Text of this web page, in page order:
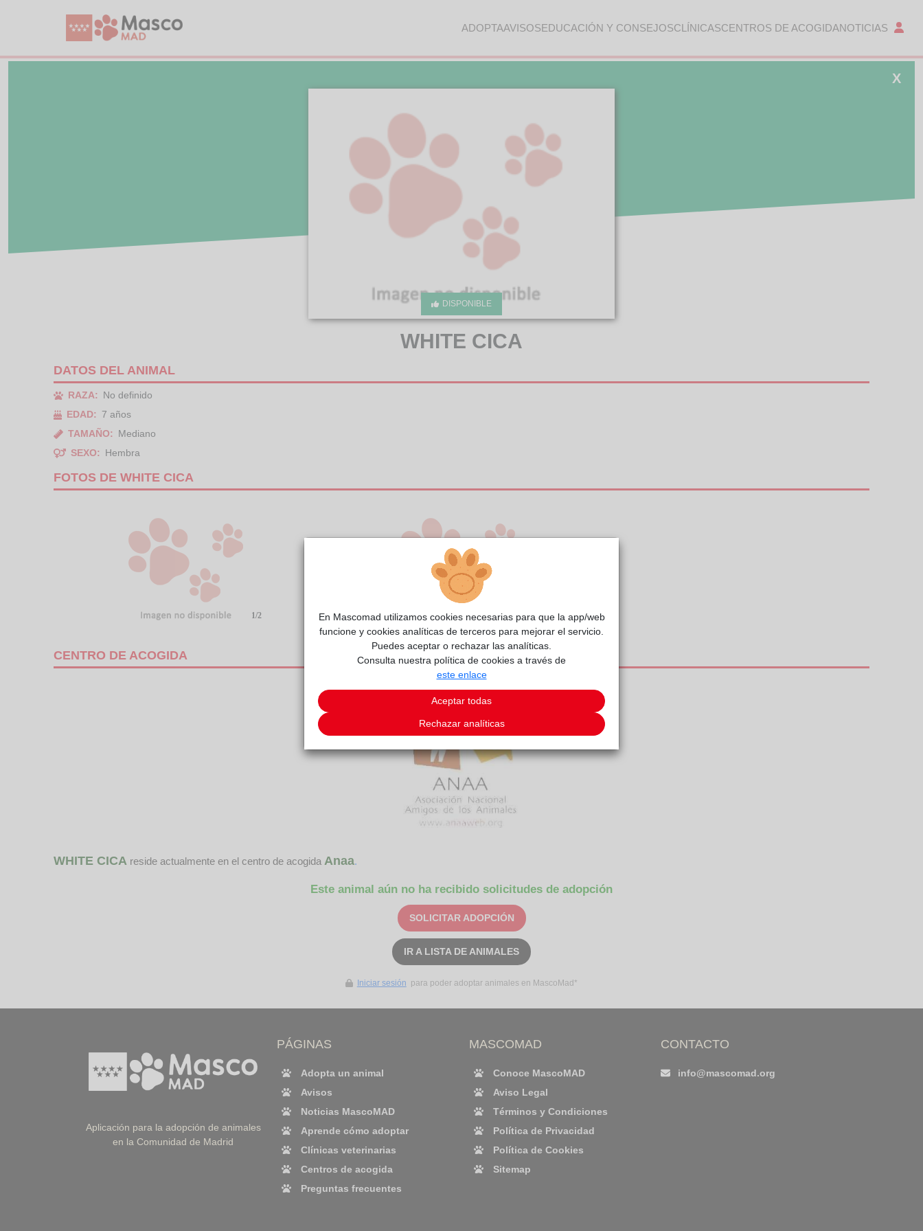
ADOPTAAVISOSEDUCACIÓN Y CONSEJOSCLÍNICASCENTROS DE ACOGIDANOTICIAS
DISPONIBLE
X
WHITE CICA
DATOS DEL ANIMAL
RAZA:
No definido
EDAD:
7 años
TAMAÑO:
Mediano
SEXO:
Hembra
FOTOS DE WHITE CICA
1/2 2/2
CENTRO DE ACOGIDA
WHITE CICA reside actualmente en el centro de acogida Anaa.
Este animal aún no ha recibido solicitudes de adopción
SOLICITAR ADOPCIÓN
IR A LISTA DE ANIMALES
Iniciar sesión para poder adoptar animales en MascoMad*
Aplicación para la adopción de animales
en la Comunidad de Madrid
PÁGINAS
Adopta un animal
Avisos
Noticias MascoMAD
Aprende cómo adoptar
Clínicas veterinarias
Centros de acogida
Preguntas frecuentes
MASCOMAD
Conoce MascoMAD
Aviso Legal
Términos y Condiciones
Política de Privacidad
Política de Cookies
Sitemap
CONTACTO
info@mascomad.org
En Mascomad utilizamos cookies necesarias para que la app/web
funcione y cookies analíticas de terceros para mejorar el servicio.
Puedes aceptar o rechazar las analíticas.
Consulta nuestra política de cookies a través de
este enlace
Aceptar todas
Rechazar analíticas